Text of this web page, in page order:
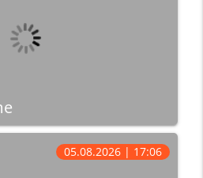
05.08.2026 | 17:06